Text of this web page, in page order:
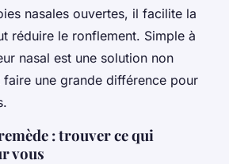
nasales ouvertes, il facilite la
réduire le ronflement. Simple à
nasal est une solution non
faire une grande différence pour
: trouver ce qui
vous